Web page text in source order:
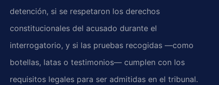
detención, si se respetaron los derechos
constitucionales del acusado durante el
interrogatorio, y si las pruebas recogidas —como
botellas, latas o testimonios— cumplen con los
requisitos legales para ser admitidas en el tribunal.